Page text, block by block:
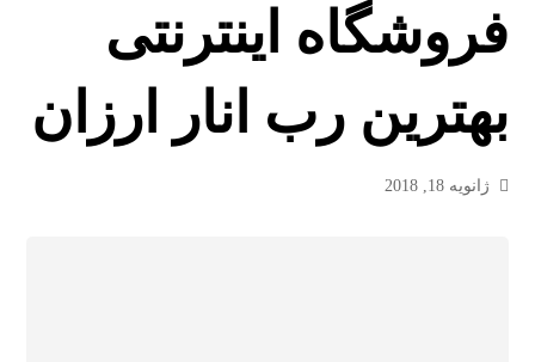
فروشگاه اینترنتی
بهترین رب انار ارزان
ژانویه 18, 2018